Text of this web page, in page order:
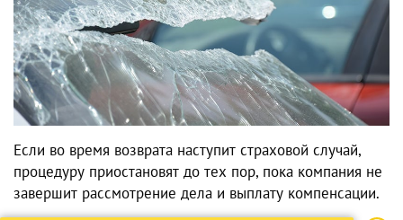
Если во время возврата наступит страховой случай,
процедуру приостановят до тех пор, пока компания не
завершит рассмотрение дела и выплату компенсации.